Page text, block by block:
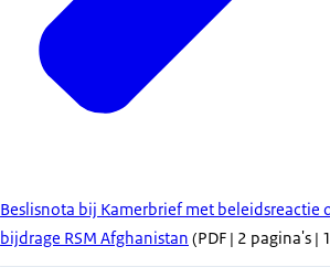
Beslisnota bij Kamerbrief met beleidsreactie
bijdrage RSM Afghanistan (PDF | 2 pagina's |